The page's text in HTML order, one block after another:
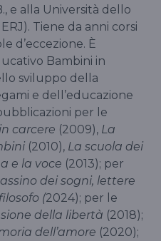
e alla Università dello
Tiene da anni corsi
d’eccezione. È
Bambini in
sviluppo della
e dell’educazione
per le
carcere (2009), La
(2010), La scuola dei
e la voce (2013); per
dei sogni, lettere
(2024); per le
della libertà (2018);
dell’amore (2020);